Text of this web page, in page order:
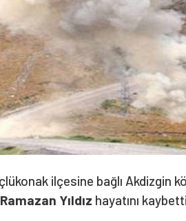
ilçesine bağlı
Ramazan Yıldız hayatını